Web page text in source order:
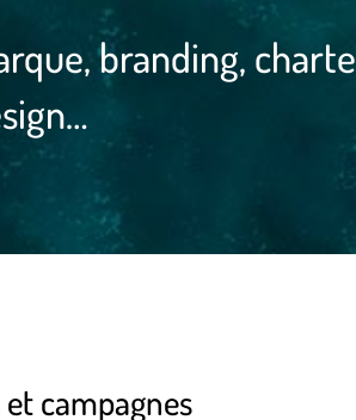
branding, charte
campagnes